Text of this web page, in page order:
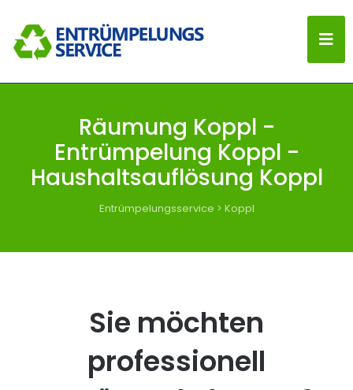
Räumung Koppl -
Entrümpelung Koppl -
Haushaltsauflösung Koppl
Entrümpelungsservice > Koppl
Sie möchten
professionell